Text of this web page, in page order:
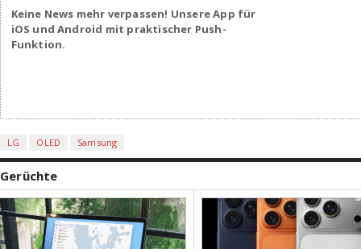
Keine News mehr verpassen! Unsere App für
iOS und Android mit praktischer Push-
Funktion.
LG OLED Samsung
Gerüchte